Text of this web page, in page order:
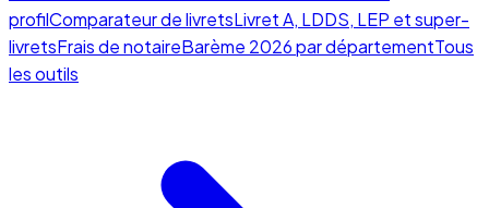
profilComparateur de livretsLivret A, LDDS, LEP et super-
livretsFrais de notaireBarème 2026 par départementTous
les outils